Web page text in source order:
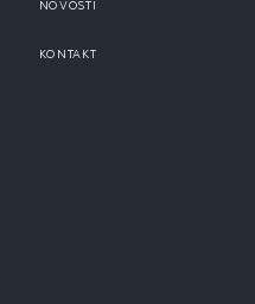
NOVOSTI
KONTAKT